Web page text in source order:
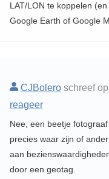
LAT/LON te koppelen
Google Earth of Google
CJBoleroschreef op
reageer
Nee, een beetje
precies waar zijn of
aan
door een geotag.